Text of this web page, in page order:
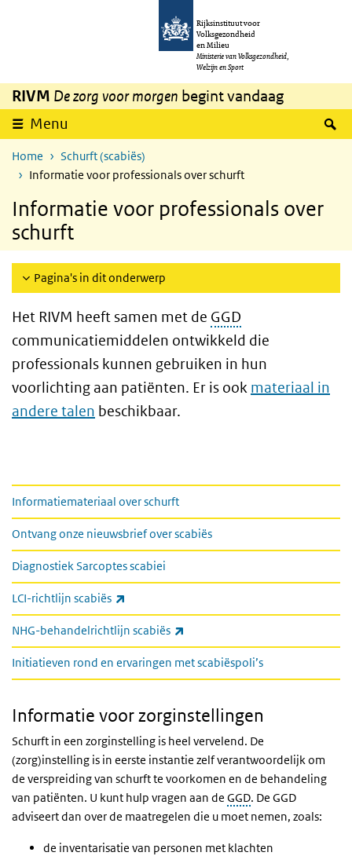
Overslaan en naar de inhoud gaan
Rijksinstituut voor
Volksgezondheid
en Milieu
Ministerie van Volksgezondheid,
Welzijn en Sport
RIVM De zorg voor morgen begint vandaag
Menu
Home
Schurft (scabiës)
Informatie voor professionals over schurft
Informatie voor professionals over
schurft
Pagina's in dit onderwerp
Het RIVM heeft samen met de GGD
communicatiemiddelen ontwikkeld die
professionals kunnen gebruiken in hun
voorlichting aan patiënten. Er is ook materiaal in
andere talen beschikbaar.
links
Informatiemateriaal over schurft
Ontvang onze nieuwsbrief over scabiës
Diagnostiek Sarcoptes scabiei
LCI-richtlijn scabiës
NHG-behandelrichtlijn scabiës
Initiatieven rond en ervaringen met scabiëspoli’s
Informatie voor zorginstellingen
Schurft in een zorginstelling is heel vervelend. De
(zorg)instelling is in eerste instantie zelf verantwoordelijk om
de verspreiding van schurft te voorkomen en de behandeling
van patiënten. U kunt hulp vragen aan de GGD. De GGD
adviseert dan over de maatregelen die u moet nemen, zoals:
de inventarisatie van personen met klachten